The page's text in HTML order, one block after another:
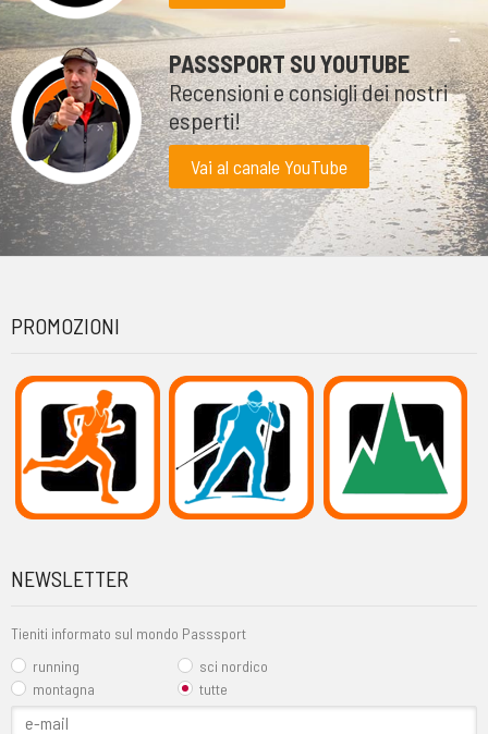
PASSSPORT SU YOUTUBE
Recensioni e consigli dei nostri
esperti!
Vai al canale YouTube
PROMOZIONI
NEWSLETTER
Tieniti informato sul mondo Passsport
running
sci nordico
montagna
tutte